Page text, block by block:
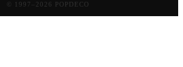
© 1997–2026 POPDECO